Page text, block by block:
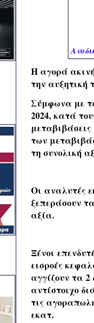
Η αγορά
την αυξητική
Σύμφωνα με
2024, κατά
μεταβιβάσεις
των
τη συνολική
Οι αναλυτές
ξεπεράσουν
αξία.
Ξένοι
εισροές
αγγίζουν τα 2
αντίστοιχο
τις
εκατ.